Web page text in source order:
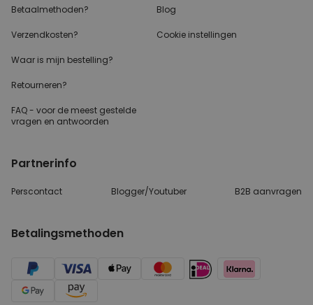
Betaalmethoden?
Verzendkosten?
Waar is mijn bestelling?
Retourneren?
FAQ - voor de meest gestelde
vragen en antwoorden
Blog
Cookie instellingen
Partnerinfo
Perscontact Blogger/Youtuber B2B aanvragen
Betalingsmethoden